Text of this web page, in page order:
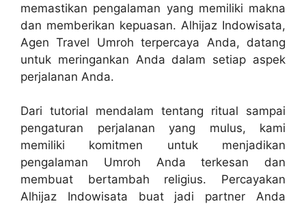
memastikan pengalaman yang memiliki makna
dan memberikan kepuasan. Alhijaz Indowisata,
Agen Travel Umroh terpercaya Anda, datang
untuk meringankan Anda dalam setiap aspek
perjalanan Anda.
Dari tutorial mendalam tentang ritual sampai
pengaturan perjalanan yang mulus, kami
memiliki komitmen untuk menjadikan
pengalaman Umroh Anda terkesan dan
membuat bertambah religius. Percayakan
Alhijaz Indowisata buat jadi partner Anda